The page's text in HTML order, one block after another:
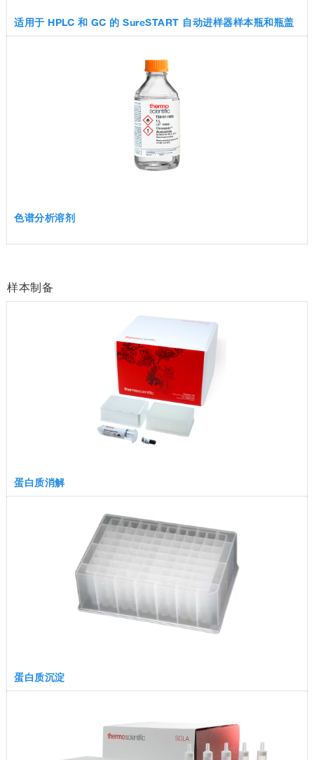
适用于 HPLC 和 GC 的 SureSTART 自动进样器样本瓶和瓶盖
色谱分析溶剂
样本制备
蛋白质消解
蛋白质沉淀